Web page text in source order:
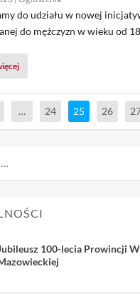
do udziału w nowej
do mężczyzn w wieku od
… 24 25 26
100-lecia Prowincji